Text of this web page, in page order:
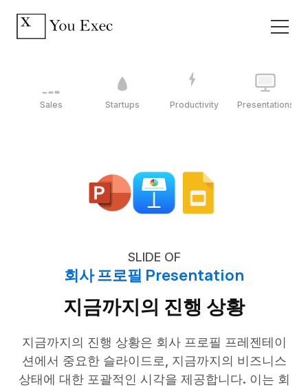
Sales Startups Productivity Presentations
SLIDE OF
회사 프로필 Presentation
지금까지의 진행 상황
지금까지의 진행 상황은 회사 프로필 프레젠테이
션에서 중요한 슬라이드로, 지금까지의 비즈니스
상태에 대한 포괄적인 시각을 제공합니다. 이는 회